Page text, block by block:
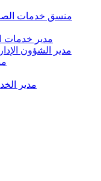
منسق خدمات
مدير خدمات
مدير الشؤون
مدير